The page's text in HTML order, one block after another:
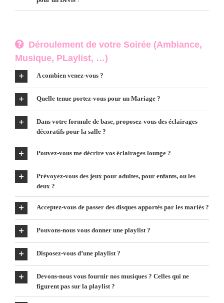
Déroulement de votre Soirée (Ambiance,
Musique, PLaylist, …)
A combien venez-vous ?
Quelle tenue portez-vous pour un Mariage ?
Dans votre formule de base, proposez-vous des éclairages
décoratifs pour la salle ?
Pouvez-vous me décrire vos éclairages lounge ?
Prévoyez-vous des jeux pour adultes, pour enfants, ou les
deux ?
Acceptez-vous de passer des disques apportés par les mariés ?
Pouvons-nous vous donner une playlist ?
Disposez-vous d’une playlist ?
Devons-nous vous fournir nos musiques ? Celles qui ne
figurent pas sur la playlist ?